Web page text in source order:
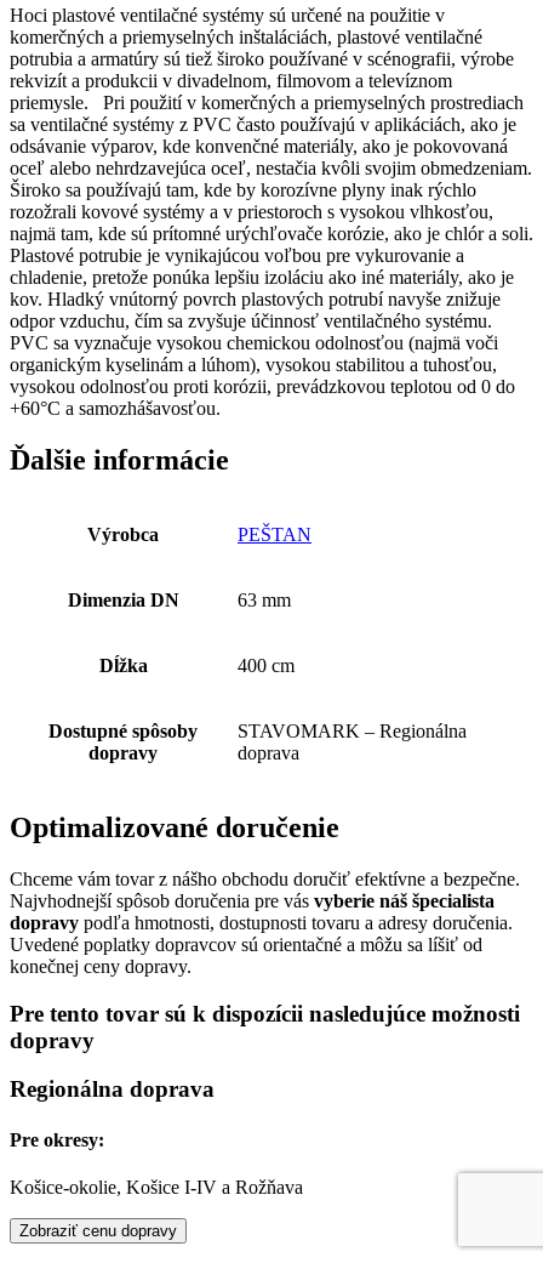
Hoci plastové ventilačné systémy sú určené na použitie v
komerčných a priemyselných inštaláciách, plastové ventilačné
potrubia a armatúry sú tiež široko používané v scénografii, výrobe
rekvizít a produkcii v divadelnom, filmovom a televíznom
priemysle. Pri použití v komerčných a priemyselných prostrediach
sa ventilačné systémy z PVC často používajú v aplikáciách, ako je
odsávanie výparov, kde konvenčné materiály, ako je pokovovaná
oceľ alebo nehrdzavejúca oceľ, nestačia kvôli svojim obmedzeniam.
Široko sa používajú tam, kde by korozívne plyny inak rýchlo
rozožrali kovové systémy a v priestoroch s vysokou vlhkosťou,
najmä tam, kde sú prítomné urýchľovače korózie, ako je chlór a soli.
Plastové potrubie je vynikajúcou voľbou pre vykurovanie a
chladenie, pretože ponúka lepšiu izoláciu ako iné materiály, ako je
kov. Hladký vnútorný povrch plastových potrubí navyše znižuje
odpor vzduchu, čím sa zvyšuje účinnosť ventilačného systému.
PVC sa vyznačuje vysokou chemickou odolnosťou (najmä voči
organickým kyselinám a lúhom), vysokou stabilitou a tuhosťou,
vysokou odolnosťou proti korózii, prevádzkovou teplotou od 0 do
+60°C a samozhášavosťou.
Ďalšie informácie
Výrobca PEŠTAN
Dimenzia DN 63 mm
Dĺžka 400 cm
Dostupné spôsoby
dopravy
STAVOMARK – Regionálna
doprava
Optimalizované doručenie
Chceme vám tovar z nášho obchodu doručiť efektívne a bezpečne.
Najvhodnejší spôsob doručenia pre vás vyberie náš špecialista
dopravy podľa hmotnosti, dostupnosti tovaru a adresy doručenia.
Uvedené poplatky dopravcov sú orientačné a môžu sa líšiť od
konečnej ceny dopravy.
Pre tento tovar sú k dispozícii nasledujúce možnosti
dopravy
Regionálna doprava
Pre okresy:
Košice-okolie, Košice I-IV a Rožňava
Zobraziť cenu dopravy